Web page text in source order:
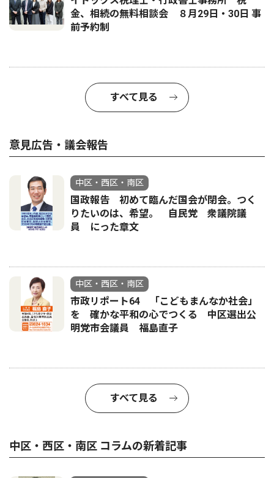
金、相続の無料相談会 ８月29日・30日 事
前予約制
すべて見る
意見広告・議会報告
中区・西区・南区
国政報告 初めて臨んだ国会が閉会。つく
りたいのは、希望。 自民党 衆議院議
員 にった章文
中区・西区・南区
市政リポート64 「こどもまんなか社会」
を 確かな平和の心でつくる 中区選出公
明党市会議員 福島直子
すべて見る
中区・西区・南区 コラムの新着記事